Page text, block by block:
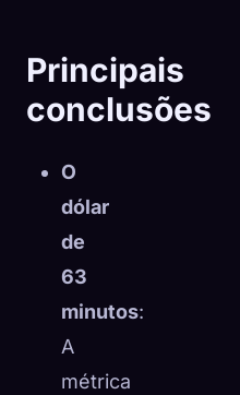
Principais
conclusões
O
dólar
de
63
minutos:
A
métrica